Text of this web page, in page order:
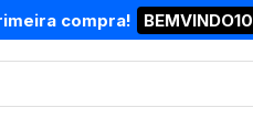
compra! BEMVINDO10